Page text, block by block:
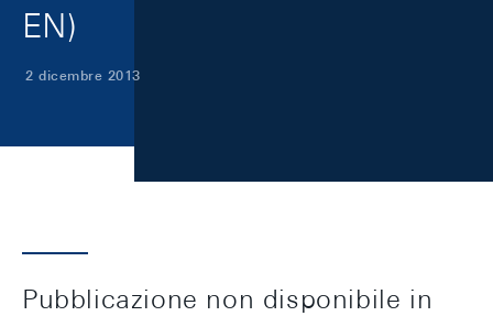
EN)
2 dicembre 2013
Pubblicazione non disponibile in